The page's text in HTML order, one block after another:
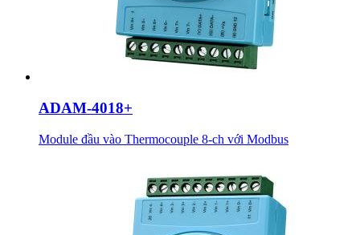
ADAM-4018+
Module đầu vào Thermocouple 8-ch với Modbus